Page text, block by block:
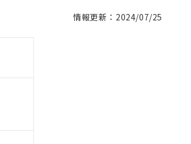
情報更新：2024/07/25